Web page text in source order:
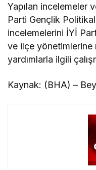
Yapılan incelemeler
Parti Gençlik
incelemelerini İYİ
ve ilçe
yardımlarla ilgili
Kaynak: (BHA) –